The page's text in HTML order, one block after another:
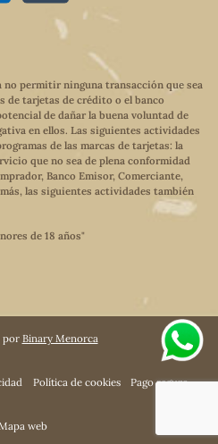
no permitir ninguna transacción que sea
de tarjetas de crédito o el banco
de dañar la buena voluntad de
en ellos. Las siguientes actividades
de las marcas de tarjetas: la
que no sea de plena conformidad
Banco Emisor, Comerciante,
las siguientes actividades también
de 18 años"
por Binary Menorca
Política de cookies Pago seguro
Mapa web